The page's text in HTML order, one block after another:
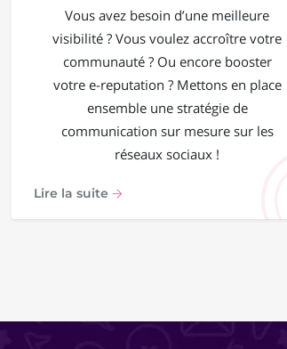
Vous avez besoin d’une meilleure
visibilité ? Vous voulez accroître votre
communauté ? Ou encore booster
votre e-reputation ? Mettons en place
ensemble une stratégie de
communication sur mesure sur les
réseaux sociaux !
Lire la suite